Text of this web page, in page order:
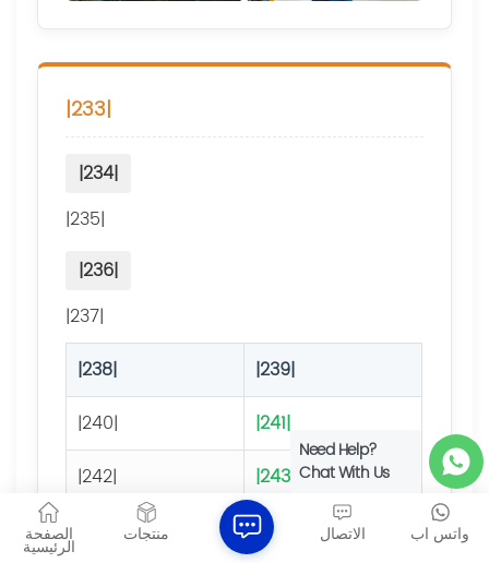
|233|
|234|
|235|
|236|
|237|
|238|
|239|
|240|
|241|
|242|
|243|
|245| الصفحة
الرئيسية
منتجات واتس اب الاتصال
Need Help?
Chat With Us